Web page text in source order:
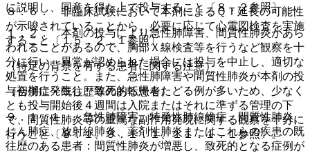
８．６． 非臨床試験において本剤によるＱＴ延長の可能性
が示唆されていることから、必要に応じて心電図検査を実施
すること〔１５．２．１参照〕。
（特定の背景を有する患者に関する注意）
（合併症・既往歴等のある患者）
９．１．１． 急性肺障害、特発性肺線維症、間質性肺炎、
じん肺症、放射線肺炎、薬剤性肺炎またはこれらの疾患の既
往歴のある患者：間質性肺炎が増悪し、致死的となる症例が
に説明し、同意を得た上で投与すること〔８．２参照〕。
１．２． 本剤の投与により急性肺障害、間質性肺炎があら
われることがあるので、胸部Ｘ線検査等を行うなど観察を十
分に行い、異常が認められた場合には投与を中止し、適切な
処置を行うこと。また、急性肺障害や間質性肺炎が本剤の投
与初期に発生し、致死的転帰をたどる例が多いため、少なく
とも投与開始後４週間は入院またはそれに準ずる管理の下
で、間質性肺炎等の重篤な副作用発現に関する観察を十分に
行うこと〔８．１、９．１．１、１１．１．１参照〕。